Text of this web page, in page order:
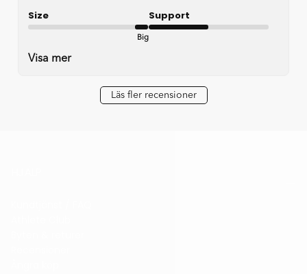
Size
Big
Support
Visa mer
Läs fler recensioner